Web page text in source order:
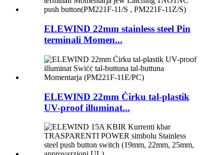
ELEWIND 22mm stainless steel Pin
terminali Momen...
ELEWIND 22mm Ċirku tal-plastik
UV-proof illuminat...